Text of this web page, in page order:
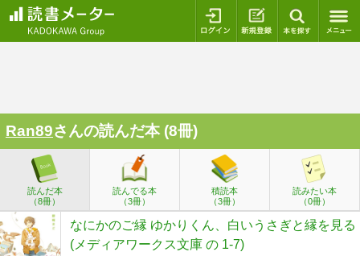
ログイン 新規登録
Ran89さんの読んだ本 (8冊)
読んだ本
（8冊）
読んでる本
（3冊）
積読本
（3冊）
読みたい本
（0冊）
なにかのご縁 ゆかりくん、白いうさぎと縁を見る
(メディアワークス文庫 の 1-7)